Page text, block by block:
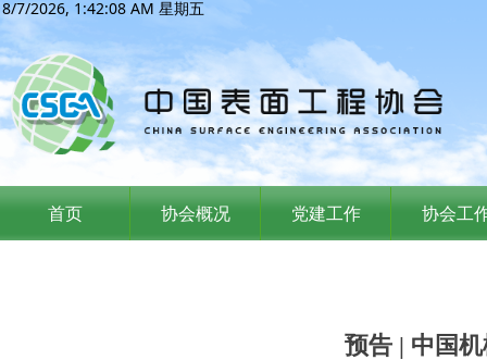
首页 协会概况 党建工作 协会工
8/7/2026, 1:42:09 AM 星期五
预告 | 中国